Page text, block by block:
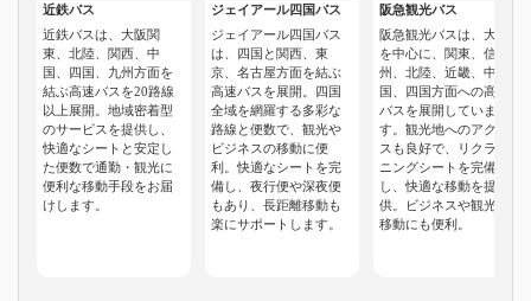
近鉄バス
近鉄バスは、大阪関
東、北陸、関西、中
国、四国、九州方面を
結ぶ高速バスを20路線
以上展開。地域密着型
のサービスを提供し、
快適なシートと安定し
た便数で通勤・観光に
便利な移動手段をお届
けします。
ジェイアール四国バス
ジェイアール四国バス
は、四国と関西、東
京、名古屋方面を結ぶ
高速バスを展開。四国
全域を網羅する多彩な
路線と便数で、観光や
ビジネスの移動に便
利。快適なシートを完
備し、夜行便や深夜便
もあり、長距離移動も
楽にサポートします。
阪急観光バス
阪急観光バスは、大阪
を中心に、関東、信
州、北陸、近畿、中
国、四国方面への高速
バスを展開していま
す。観光地へのアクセ
スも良好で、リクライ
ニングシートを完備
し、快適な移動を提
供。ビジネスや観光の
移動にも便利。